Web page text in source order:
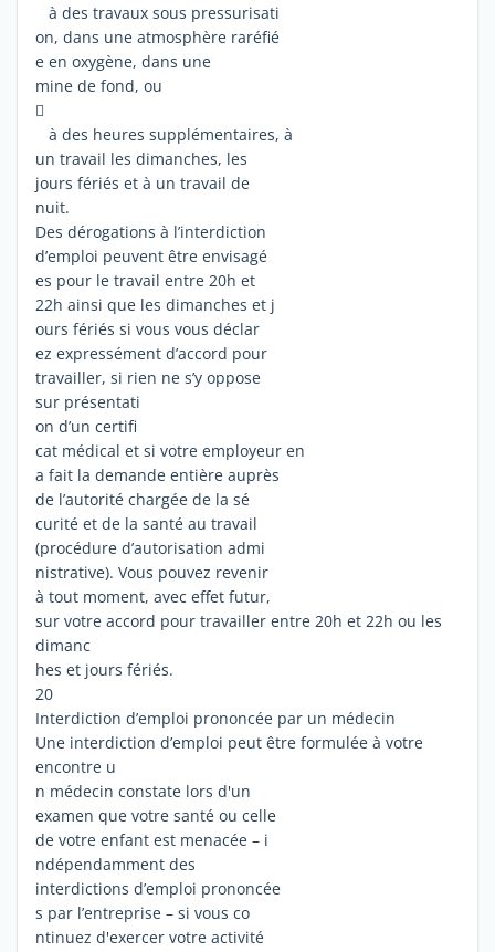
à des travaux sous pressurisati
on, dans une atmosphère raréfié
e en oxygène, dans une
mine de fond, ou

à des heures supplémentaires, à
un travail les dimanches, les
jours fériés et à un travail de
nuit.
Des dérogations à l’interdiction
d’emploi peuvent être envisagé
es pour le travail entre 20h et
22h ainsi que les dimanches et j
ours fériés si vous vous déclar
ez expressément d’accord pour
travailler, si rien ne s’y oppose
sur présentati
on d’un certifi
cat médical et si votre employeur en
a fait la demande entière auprès
de l’autorité chargée de la sé
curité et de la santé au travail
(procédure d’autorisation admi
nistrative). Vous pouvez revenir
à tout moment, avec effet futur,
sur votre accord pour travailler entre 20h et 22h ou les
dimanc
hes et jours fériés.
20
Interdiction d’emploi prononcée par un médecin
Une interdiction d’emploi peut être formulée à votre
encontre u
n médecin constate lors d'un
examen que votre santé ou celle
de votre enfant est menacée – i
ndépendamment des
interdictions d’emploi prononcée
s par l’entreprise – si vous co
ntinuez d'exercer votre activité